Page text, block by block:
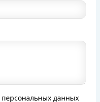
данных